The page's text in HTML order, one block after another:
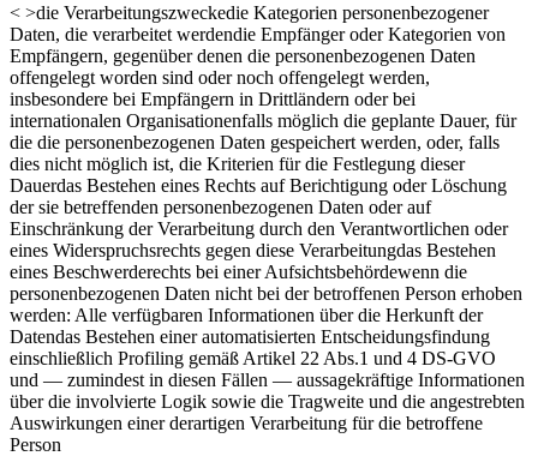
< >die Verarbeitungszweckedie Kategorien personenbezogener
Daten, die verarbeitet werdendie Empfänger oder Kategorien von
Empfängern, gegenüber denen die personenbezogenen Daten
offengelegt worden sind oder noch offengelegt werden,
insbesondere bei Empfängern in Drittländern oder bei
internationalen Organisationenfalls möglich die geplante Dauer, für
die die personenbezogenen Daten gespeichert werden, oder, falls
dies nicht möglich ist, die Kriterien für die Festlegung dieser
Dauerdas Bestehen eines Rechts auf Berichtigung oder Löschung
der sie betreffenden personenbezogenen Daten oder auf
Einschränkung der Verarbeitung durch den Verantwortlichen oder
eines Widerspruchsrechts gegen diese Verarbeitungdas Bestehen
eines Beschwerderechts bei einer Aufsichtsbehördewenn die
personenbezogenen Daten nicht bei der betroffenen Person erhoben
werden: Alle verfügbaren Informationen über die Herkunft der
Datendas Bestehen einer automatisierten Entscheidungsfindung
einschließlich Profiling gemäß Artikel 22 Abs.1 und 4 DS-GVO
und — zumindest in diesen Fällen — aussagekräftige Informationen
über die involvierte Logik sowie die Tragweite und die angestrebten
Auswirkungen einer derartigen Verarbeitung für die betroffene
Person